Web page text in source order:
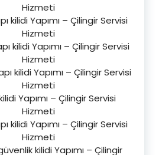
Hizmeti
kilidi Yapımı – Çilingir Servisi
Hizmeti
kilidi Yapımı – Çilingir Servisi
Hizmeti
kilidi Yapımı – Çilingir Servisi
Hizmeti
Yapımı – Çilingir Servisi
Hizmeti
kilidi Yapımı – Çilingir Servisi
Hizmeti
kilidi Yapımı – Çilingir